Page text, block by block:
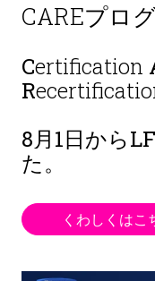
CAREプロ
Certification
R
8月1日から
た。
くわしくはこ